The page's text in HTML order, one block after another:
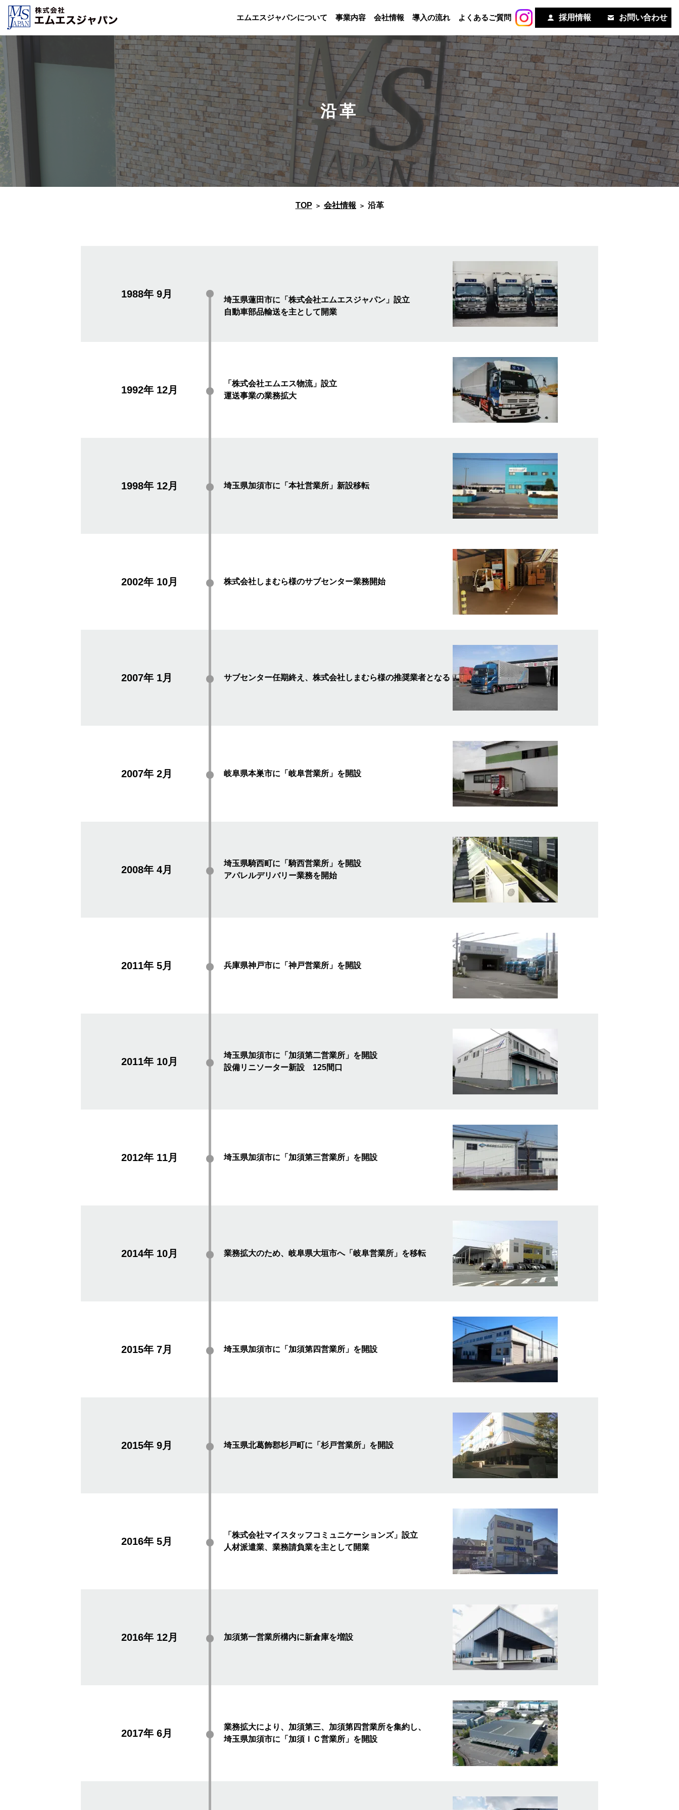
エムエスジャパンについて 事業内容 会社情報 導入の流れ よくあるご質問 採用情報 お問い合わせ
沿革
TOP 会社情報 沿革
1988年 9月
埼玉県蓮田市に「株式会社エムエスジャパン」設立
自動車部品輸送を主として開業
1992年 12月
「株式会社エムエス物流」設立
運送事業の業務拡大
1998年 12月 埼玉県加須市に 「本社営業所」新設移転
2002年 10月 株式会社しまむら様のサブセンター業務開始
2007年 1月 サブセンター任期終え、株式会社しまむら様の推奨業者となる
2007年 2月 岐阜県本巣市に「岐阜営業所」を開設
2008年 4月
埼玉県騎西町に「騎西営業所」を開設
アパレルデリバリー業務を開始
2011年 5月 兵庫県神戸市に「神戸営業所」を開設
2011年 10月
埼玉県加須市に 「加須第二営業所」を開設
設備リニソーター新設 125間口
2012年 11月 埼玉県加須市に「加須第三営業所」を開設
2014年 10月 業務拡大のため、岐阜県大垣市へ「岐阜営業所」を移転
2015年 7月 埼玉県加須市に「加須第四営業所」を開設
2015年 9月 埼玉県北葛飾郡杉戸町に 「杉戸営業所」を開設
2016年 5月
「株式会社マイスタッフコミュニケーションズ」設立
人材派遣業、業務請負業を主として開業
2016年 12月 加須第一営業所構内に新倉庫を増設
2017年 6月
業務拡大により、加須第三、加須第四営業所を集約し、
埼玉県加須市に「加須ＩＣ営業所」を開設